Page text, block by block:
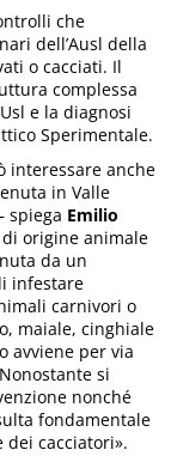
che
dell’Ausl della
o cacciati. Il
complessa
e la diagnosi
Sperimentale.
interessare anche
in Valle
spiega Emilio
origine animale
da un
infestare
carnivori o
maiale, cinghiale
avviene per via
si
nonché
fondamentale
dei cacciatori».